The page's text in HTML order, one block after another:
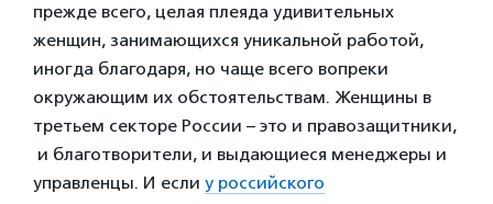
прежде всего, целая плеяда удивительных
женщин, занимающихся уникальной работой,
иногда благодаря, но чаще всего вопреки
окружающим их обстоятельствам. Женщины в
третьем секторе России – это и правозащитники,
и благотворители, и выдающиеся менеджеры и
управленцы. И если у российского